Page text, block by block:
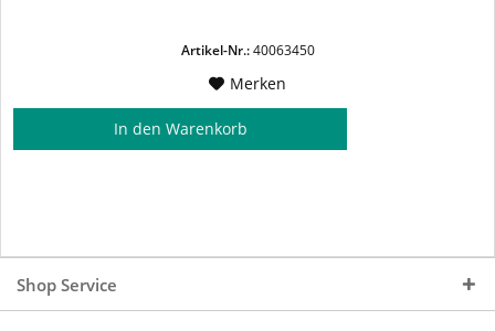
Artikel-Nr.:40063450
Merken
In den Warenkorb
Shop Service